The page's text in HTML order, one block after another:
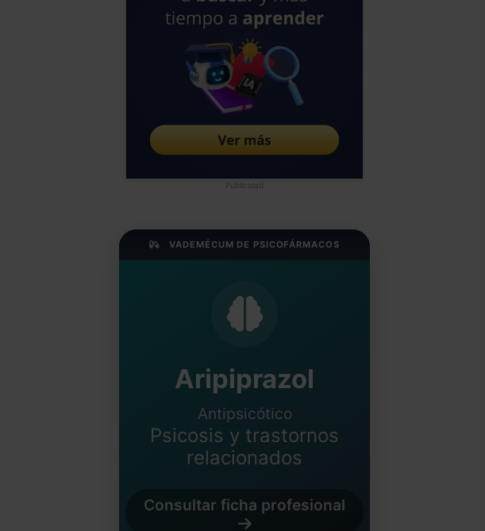
Publicidad
VADEMÉCUM DE PSICOFÁRMACOS
Aripiprazol
Antipsicótico
Psicosis y trastornos
relacionados
Consultar ficha profesional